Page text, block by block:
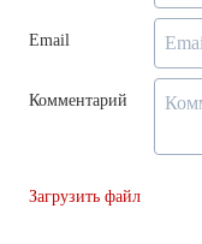
Email
Комментарий
Загрузить файл